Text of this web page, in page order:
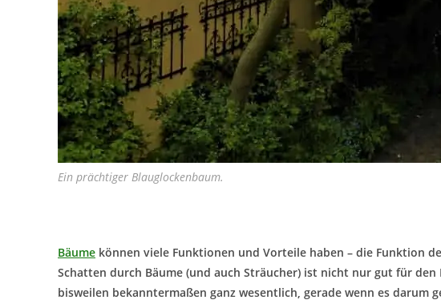
Ein prächtiger Blauglockenbaum.
Bäume können viele Funktionen und Vorteile haben – die Funktion
Schatten durch Bäume (und auch Sträucher) ist nicht nur gut für
bisweilen bekanntermaßen ganz wesentlich, gerade wenn es darum